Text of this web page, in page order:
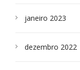
janeiro 2023
dezembro 2022